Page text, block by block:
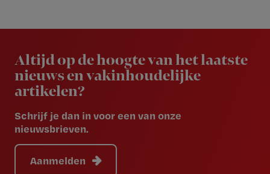
Altijd op de hoogte van het laatste
nieuws en vakinhoudelijke
artikelen?
Schrijf je dan in voor een van onze
nieuwsbrieven.
Aanmelden